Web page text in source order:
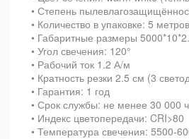
• Степень
• Количество в упаковке: 5 метров
• Габаритные размеры
• Угол свечения: 120°
• Рабочий ток 1.2 А/м
• Кратность резки 2.5 см (3
• Гарантия: 1 год
• Срок службы: не менее 30 000
• Индекс цветопередачи: CRI>80
• Температура свечения: 5500-